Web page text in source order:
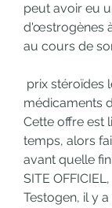
peut avoir eu
d'œstrogènes
au cours de
médicaments
Cette offre est
temps, alors
avant quelle
SITE
Testogen, il y